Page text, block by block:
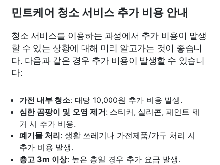
민트케어 청소 서비스 추가 비용 안내
청소 서비스를 이용하는 과정에서 추가 비용이 발생
할 수 있는 상황에 대해 미리 알고가는 것이 좋습니
다. 다음과 같은 경우 추가 비용이 발생할 수 있습니
다:
가전 내부 청소: 대당 10,000원 추가 비용 발생.
심한 곰팡이 및 오염 제거: 스티커, 실리콘, 페인트 제
거 시 추가 비용.
폐기물 처리: 생활 쓰레기나 가전제품/가구 처리 시
추가 비용 발생.
층고 3m 이상: 높은 층일 경우 추가 요금 발생.